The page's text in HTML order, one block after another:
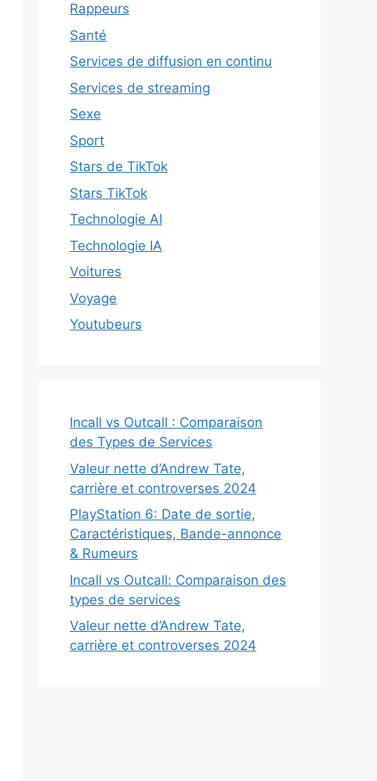
Rappeurs
Santé
Services de diffusion en continu
Services de streaming
Sexe
Sport
Stars de TikTok
Stars TikTok
Technologie AI
Technologie IA
Voitures
Voyage
Youtubeurs
Incall vs Outcall : Comparaison
des Types de Services
Valeur nette d’Andrew Tate,
carrière et controverses 2024
PlayStation 6: Date de sortie,
Caractéristiques, Bande-annonce
& Rumeurs
Incall vs Outcall: Comparaison des
types de services
Valeur nette d’Andrew Tate,
carrière et controverses 2024